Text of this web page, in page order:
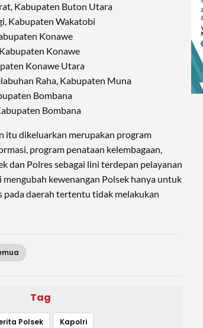
Kabupaten Buton Utara
Kabupaten Wakatobi
Konawe
Konawe
Konawe Utara
Raha, Kabupaten Muna
Bombana
Bombana
itu dikeluarkan merupakan program
program penataan kelembagaan,
dan Polres sebagai lini terdepan pelayanan
mengubah kewenangan Polsek hanya untuk
pada daerah tertentu tidak melakukan
Tag
Polsek Kapolri